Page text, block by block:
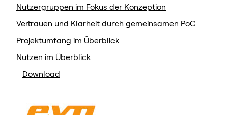
Nutzergruppen im Fokus der Konzeption
Vertrauen und Klarheit durch gemeinsamen PoC
Projektumfang im Überblick
Nutzen im Überblick
Download